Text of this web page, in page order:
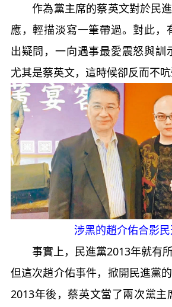
作為黨主席的蔡英文對於民進
應，輕描淡寫一筆帶過。對此，
出疑問，一向遇事最愛震怒與訓
尤其是蔡英文，這時候卻反而不吭
涉黑的趙介佑合影民
事實上，民進黨2013年就有所
但這次趙介佑事件，掀開民進黨
2013年後，蔡英文當了兩次黨主